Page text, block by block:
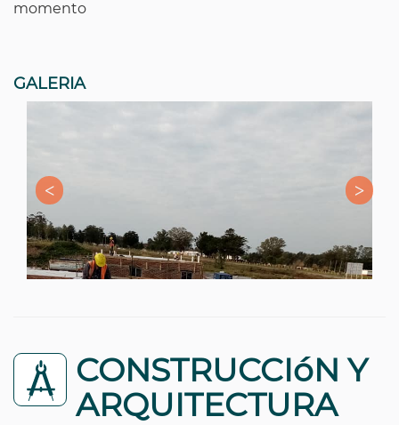
momento
GALERIA
CONSTRUCCIóN Y
ARQUITECTURA